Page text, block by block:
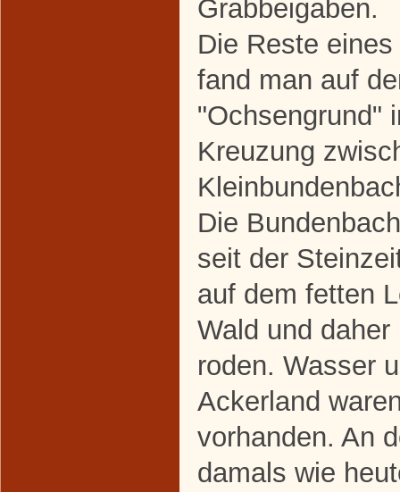
Grabbeigaben.
Die Reste
fand man auf
"Ochsengrund"
Kreuzung
Die
seit der
auf dem fetten
Wald und
roden. Wasser
Ackerland
vorhanden. An
damals wie